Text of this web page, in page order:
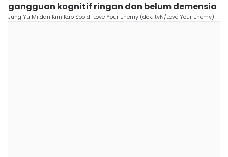
gangguan kognitif ringan dan belum demensia
Jung Yu Mi dan Kim Kap Soo di Love Your Enemy (dok. tvN/Love Your Enemy)